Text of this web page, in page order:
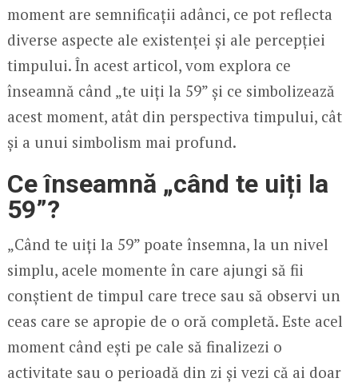
moment are semnificații adânci, ce pot reflecta
diverse aspecte ale existenței și ale percepției
timpului. În acest articol, vom explora ce
înseamnă când „te uiți la 59” și ce simbolizează
acest moment, atât din perspectiva timpului, cât
și a unui simbolism mai profund.
Ce înseamnă „când te uiți la
59”?
„Când te uiți la 59” poate însemna, la un nivel
simplu, acele momente în care ajungi să fii
conștient de timpul care trece sau să observi un
ceas care se apropie de o oră completă. Este acel
moment când ești pe cale să finalizezi o
activitate sau o perioadă din zi și vezi că ai doar